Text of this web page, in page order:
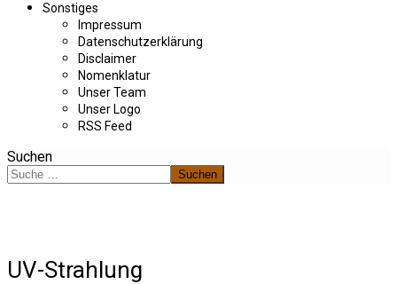
Sonstiges
Impressum
Datenschutzerklärung
Disclaimer
Nomenklatur
Unser Team
Unser Logo
RSS Feed
Suchen
Suchen
UV-Strahlung